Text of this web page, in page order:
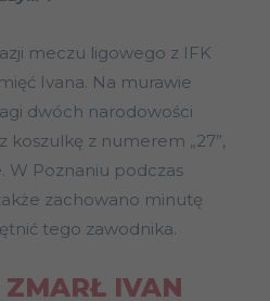
meczu ligowego z IFK
Ivana. Na murawie
dwóch narodowości
koszulkę z numerem „27”,
W Poznaniu podczas
zachowano minutę
tego zawodnika.
IVAN